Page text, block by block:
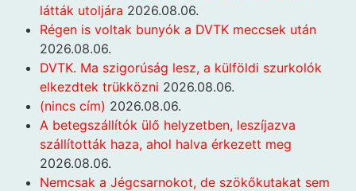
látták utoljára 2026.08.06.
Régen is voltak bunyók a DVTK meccsek után
2026.08.06.
DVTK. Ma szigorúság lesz, a külföldi szurkolók
elkezdtek trükközni 2026.08.06.
(nincs cím) 2026.08.06.
A betegszállítók ülő helyzetben, leszíjazva
szállították haza, ahol halva érkezett meg
2026.08.06.
Nemcsak a Jégcsarnokot, de szökőkutakat sem